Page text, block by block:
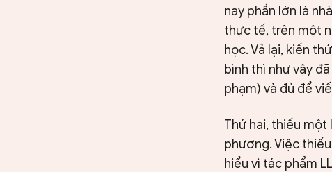
nay phần lớn là
thực tế, trên một
học. Vả lại, kiến
bình thì như vậy
phạm) và đủ để
Thứ hai, thiếu một
phương. Việc
hiểu vì tác phẩm